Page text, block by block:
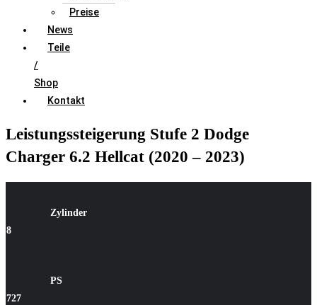
Preise
News
Teile
/
Shop
Kontakt
Leistungssteigerung Stufe 2 Dodge
Charger 6.2 Hellcat (2020 – 2023)
Zylinder
8
PS
727